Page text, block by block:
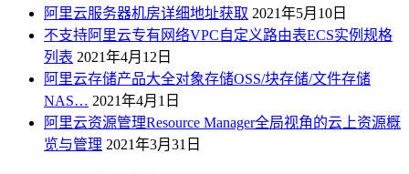
阿里云服务器机房详细地址获取 2021年5月10日
不支持阿里云专有网络VPC自定义路由表ECS实例规格
列表 2021年4月12日
阿里云存储产品大全对象存储OSS/块存储/文件存储
NAS… 2021年4月1日
阿里云资源管理Resource Manager全局视角的云上资源概
览与管理 2021年3月31日